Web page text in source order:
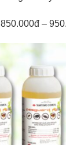
850.000đ –